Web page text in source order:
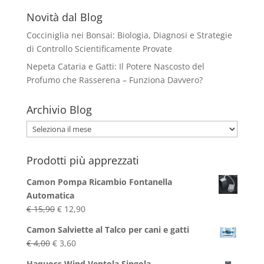
Novità dal Blog
Cocciniglia nei Bonsai: Biologia, Diagnosi e Strategie
di Controllo Scientificamente Provate
Nepeta Cataria e Gatti: Il Potere Nascosto del
Profumo che Rasserena – Funziona Davvero?
Archivio Blog
Archivio
Blog
Prodotti più apprezzati
Camon Pompa Ricambio Fontanella
Automatica
€15,90 Il
originale
era:
€12,90Il
attuale
Camon Salviette al Talco per cani e gatti
€4,00 Il
€3,60Il